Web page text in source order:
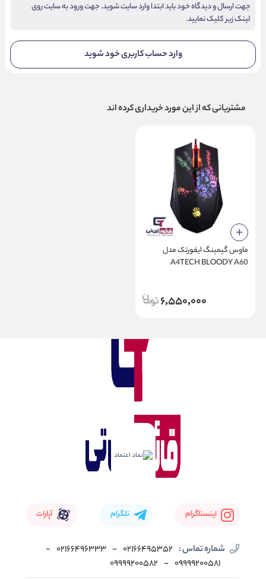
جهت ارسال و دیدگاه خود باید ابتدا وارد سایت شوید. جهت ورود به سایت روی
لینک زیر کلیک نمایید.
وارد حساب کاربری خود شوید
مشتریانی که از این مورد خریداری کرده اند
ماوس گیمینگ ایفورتک مدل
A4TECH BLOODY A60
6,550,000
اینستاگرام تلگرام آپارات
شماره تماس : 02166495352
-
02166496333
-
09999200581
-
09999200582